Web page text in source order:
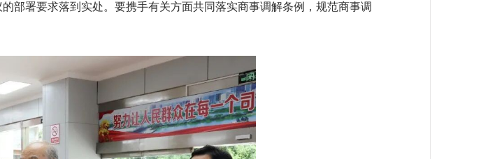
部署要求落到实处。要携手有关方面共同落实商事调解条例，规范商事调